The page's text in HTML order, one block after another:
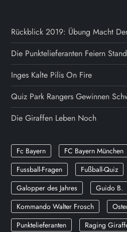
Rückblick 2019: Übung Macht
Die Punktelieferanten Feiern
Inges Kalte Pilis On Fire
Quiz Park Rangers Gewinnen
Die Giraffen Leben Noch
Fc Bayern FC Bayern München
Fussball-Fragen
Fußball-Quiz
Galopper des Jahres
Guido B.
Kommando Walter Frosch
Punktelieferanten
Raging